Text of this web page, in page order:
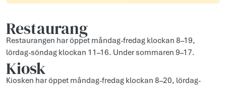
Restaurang
Restaurangen har öppet måndag-fredag klockan 8–19,
lördag-söndag klockan 11–16. Under sommaren 9–17.
Kiosk
Kiosken har öppet måndag-fredag klockan 8–20, lördag-